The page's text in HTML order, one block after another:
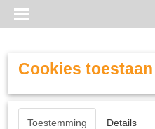
Cookies
Toestemming Details